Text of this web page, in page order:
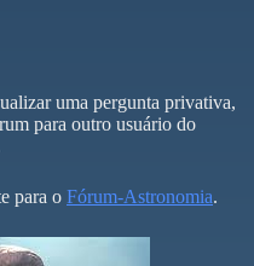
uma pergunta privativa,
para outro usuário do
para o Fórum-Astronomia.